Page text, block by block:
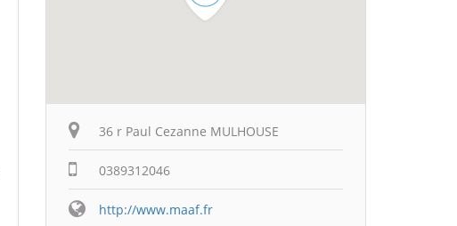
36 r Paul Cezanne MULHOUSE
0389312046
http://www.maaf.fr